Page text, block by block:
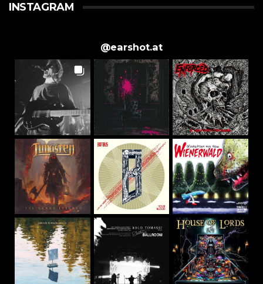
INSTAGRAM
@earshot.at